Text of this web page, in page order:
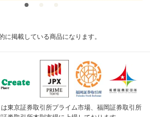
に掲載している商品になります。
東京証券取引所プライム市場、福岡証券取引所